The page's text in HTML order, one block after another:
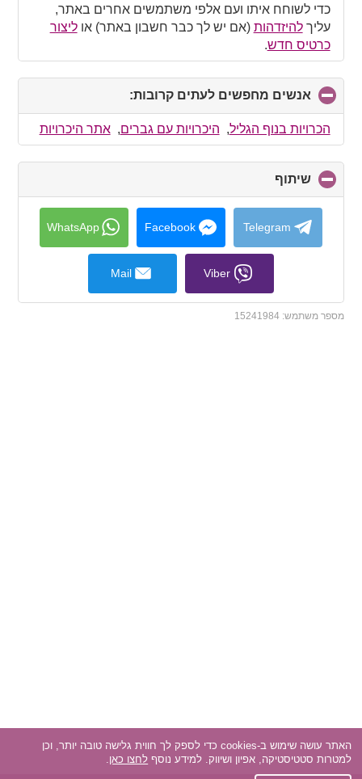
כדי לשוחח איתו ועם אלפי משתמשים אחרים באתר,
עליךלהיזדהות (אם יש לך כבר חשבון באתר) אוליצור
כרטיס חדש.
אנשים מחפשים לעתים קרובות:
to
collapse
contents
הכרויות בנוף הגליל, היכרויות עם גברים,אתר היכרויות
שיתוף
to
collapse
contents
Telegram
Facebook
WhatsApp
Viber
Mail
מספר משתמש:15241984
האתר עושה שימוש ב-cookies כדי לספק לך חווית גלישה טובה יותר, וכן
למטרות סטטיסטיקה, אפיון ושיווק. למידע נוסף לחצו כאן.